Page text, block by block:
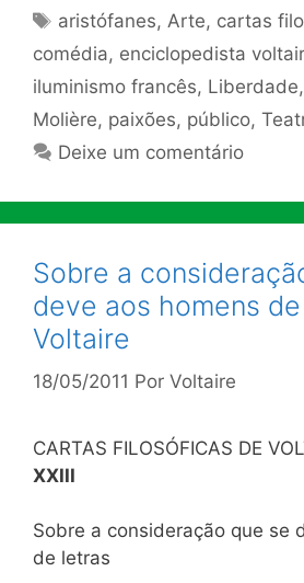
Tags
aristófanes,Arte, cartas
comédia, enciclopedista
iluminismo francês, Liberdade,
Molière, paixões, público,
Deixe um comentário
Sobre a
deve aos homens
Voltaire
18/05/2011 Por Voltaire
CARTAS FILOSÓFICAS DE
XXIII
Sobre a consideração que se
de letras